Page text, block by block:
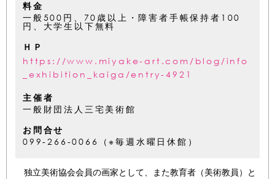
料金
一般500円、70歳以上・障害者手帳保持者100
円、大学生以下無料
ＨＰ
https://www.miyake-art.com/blog/info
_exhibition_kaiga/entry-4921
主催者
一般財団法人三宅美術館
お問合せ
099-266-0066（※毎週水曜日休館）
独立美術協会会員の画家として、また教育者（美術教員）と